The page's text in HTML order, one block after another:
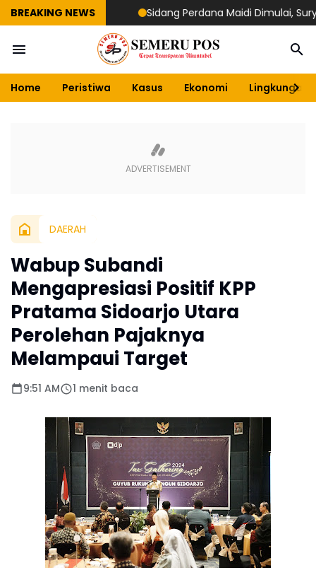
BREAKING NEWS Sidang Perdana Maidi Dimulai,
Home Peristiwa Kasus Ekonomi Lingkungan
DAERAH
Wabup Subandi
Mengapresiasi Positif KPP
Pratama Sidoarjo Utara
Perolehan Pajaknya
Melampaui Target
9:51 AM 1 menit baca